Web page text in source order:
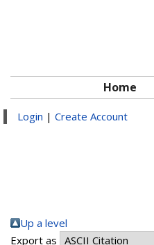
Home
Login | Create Account
Up a level
Export as